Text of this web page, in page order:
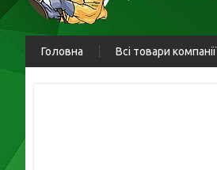
Головна Всі товари компанії